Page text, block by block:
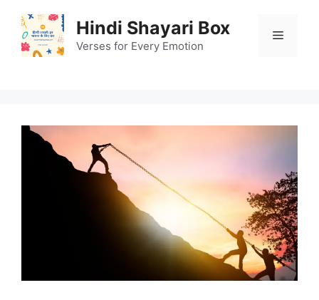
content
Hindi Shayari Box
Verses for Every Emotion
Menu